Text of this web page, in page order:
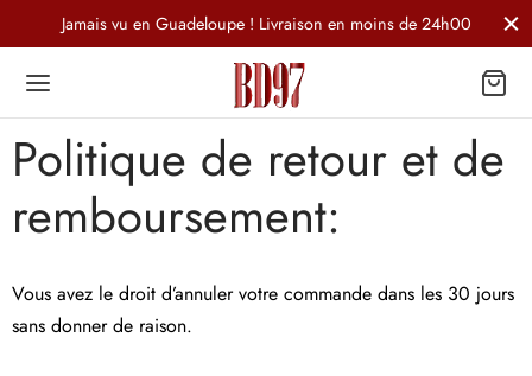
Jamais vu en Guadeloupe ! Livraison en moins de 24h00
Politique de retour et de
remboursement:
Vous avez le droit d’annuler votre commande dans les 30 jours
sans donner de raison.